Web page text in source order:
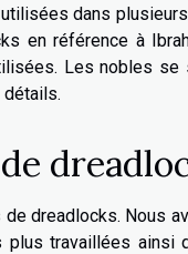
dans
en référence à
Les nobles se
détails.
de dreadlocks. Nous
travaillées ainsi